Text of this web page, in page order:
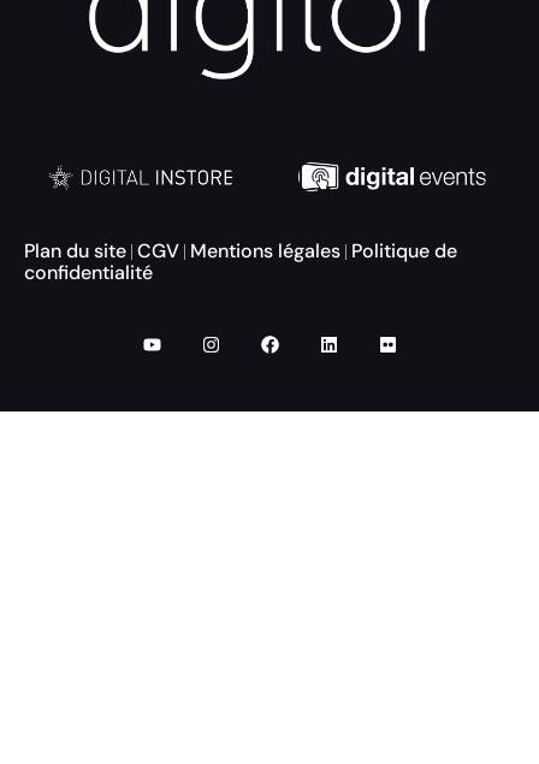
Plan du site CGV Mentions légales Politique de
confidentialité